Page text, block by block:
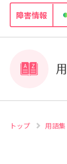
2026/07/27
独自ドメイン、
障害情報
トップ 用語集